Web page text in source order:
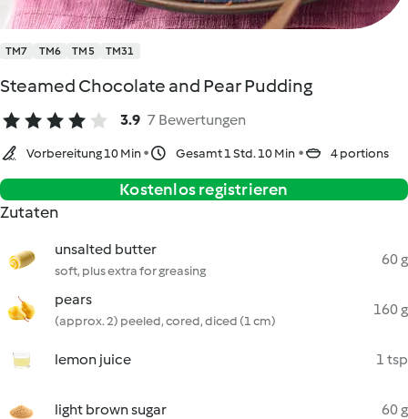
TM7 TM6 TM5 TM31
Steamed Chocolate and Pear Pudding
3.9 7 Bewertungen
Vorbereitung 10 Min Gesamt 1 Std. 10 Min 4 portions
Kostenlos registrieren
Zutaten
unsalted butter
soft, plus extra for greasing
60 g
pears
(approx. 2) peeled, cored, diced (1 cm)
160 g
lemon juice 1 tsp
light brown sugar 60 g